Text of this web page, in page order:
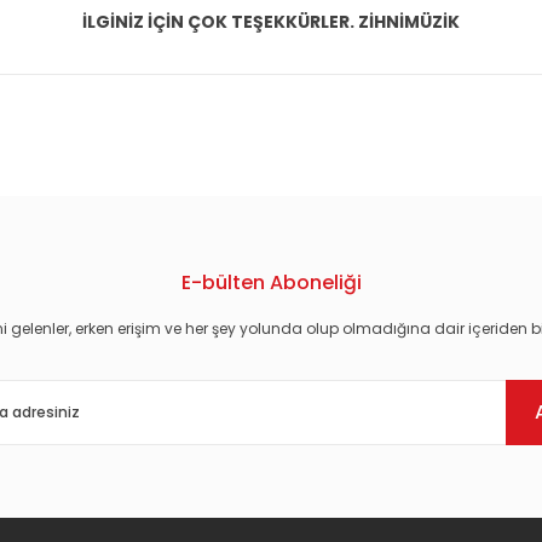
İLGİNİZ İÇİN ÇOK TEŞEKKÜRLER. ZİHNİMÜZİK
E-bülten Aboneliği
gelenler, erken erişim ve her şey yolunda olup olmadığına dair içeriden